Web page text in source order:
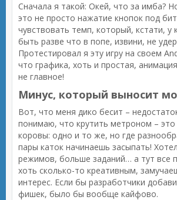
Сначала я такой: Окей, что за имба?
это не просто нажатие кнопок под
чувствовать темп, который, кстати, у
быть разве что в попе, извини, не
Протестировал я эту игру на своем
что графика, хоть и простая,
не главное!
Минус, который выносит
Вот, что меня дико бесит –
понимаю, что крутить метроном – это
коровы: одно и то же, но где
пары каток начинаешь засыпать!
режимов, больше заданий… а тут все
хоть сколько-то креативным,
интерес. Если бы разработчики
фишек, было бы вообще кайфово.